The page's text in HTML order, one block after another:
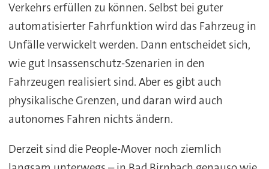
Verkehrs erfüllen zu können. Selbst bei guter
automatisierter Fahrfunktion wird das Fahrzeug in
Unfälle verwickelt werden. Dann entscheidet sich,
wie gut Insassenschutz-Szenarien in den
Fahrzeugen realisiert sind. Aber es gibt auch
physikalische Grenzen, und daran wird auch
autonomes Fahren nichts ändern.
Derzeit sind die People-Mover noch ziemlich